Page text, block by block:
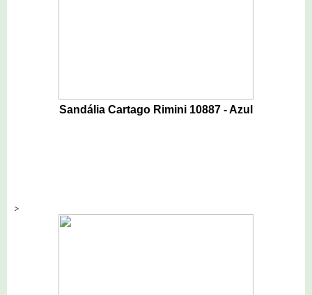
Sandália Cartago Rimini 10887 - Azul
>